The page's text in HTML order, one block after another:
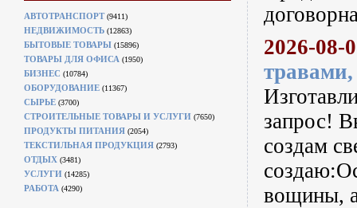
АВТОТРАНСПОРТ (9411)
НЕДВИЖИМОСТЬ (12863)
БЫТОВЫЕ ТОВАРЫ (15896)
ТОВАРЫ ДЛЯ ОФИСА (1950)
БИЗНЕС (10784)
ОБОРУДОВАНИЕ (11367)
СЫРЬЕ (3700)
СТРОИТЕЛЬНЫЕ ТОВАРЫ И УСЛУГИ (7650)
ПРОДУКТЫ ПИТАНИЯ (2054)
ТЕКСТИЛЬНАЯ ПРОДУКЦИЯ (2793)
ОТДЫХ (3481)
УСЛУГИ (14285)
РАБОТА (4290)
2026-08-
травами,
запрос!
создам
вощины,